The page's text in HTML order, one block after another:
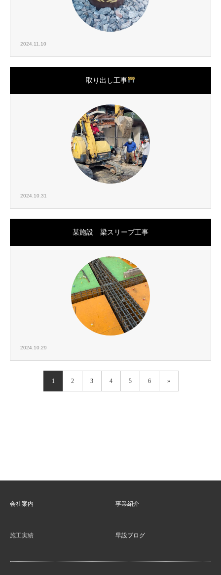
2024.11.10
取り出し工事
2024.10.31
某施設 梁スリーブ工事
2024.10.29
1 2 3 4 5 6 »
会社案内 事業紹介
施工実績 早設ブログ